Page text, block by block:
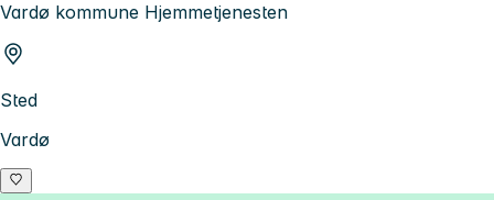
Vardø kommune Hjemmetjenesten
Sted
Vardø